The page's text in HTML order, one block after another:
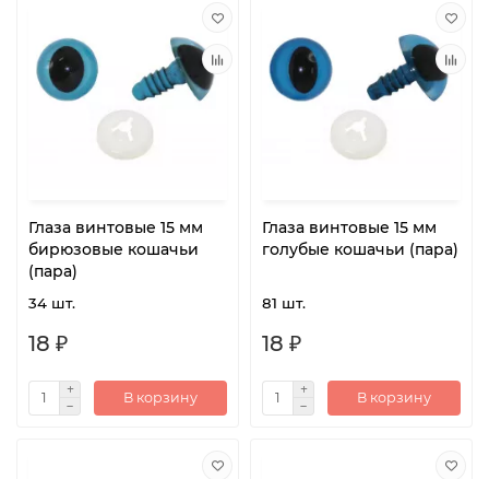
Глаза винтовые 15 мм
бирюзовые кошачьи
(пара)
34 шт.
18 ₽
В корзину
Глаза винтовые 15 мм
голубые кошачьи (пара)
81 шт.
18 ₽
В корзину